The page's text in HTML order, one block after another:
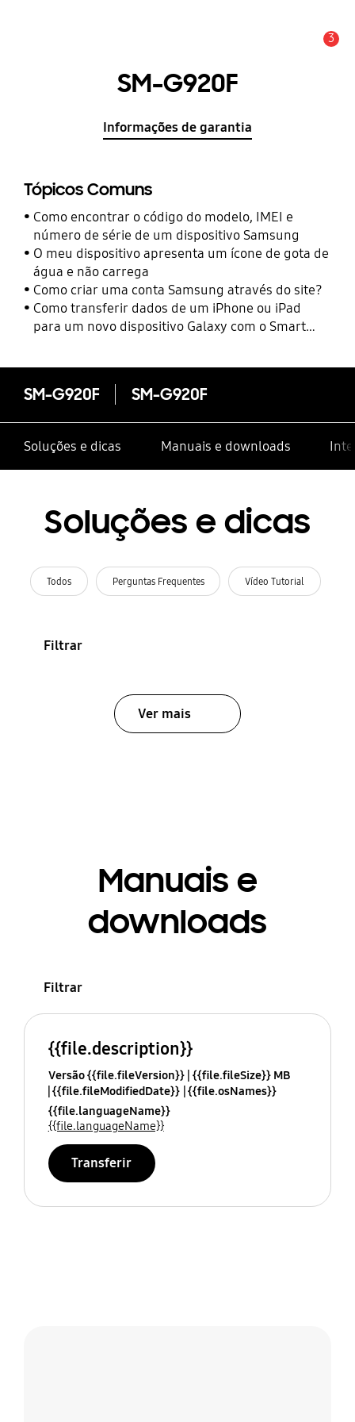
3
SM-G920F
Informações de garantia
Tópicos Comuns
Como encontrar o código do modelo, IMEI e
número de série de um dispositivo Samsung
O meu dispositivo apresenta um ícone de gota de
água e não carrega
Como criar uma conta Samsung através do site?
Como transferir dados de um iPhone ou iPad
para um novo dispositivo Galaxy com o Smart
SM-G920F SM-G920F
Soluções e dicas Manuais e downloads
Soluções e dicas
Todos Perguntas Frequentes Vídeo Tutorial
Filtrar
Ver mais
Manuais e
downloads
Filtrar
{{file.description}}
Versão {{file.fileVersion}} {{file.fileSize}} MB
{{file.fileModifiedDate}} {{file.osNames}}
{{file.languageName}}
{{file.languageName}}
Transferir